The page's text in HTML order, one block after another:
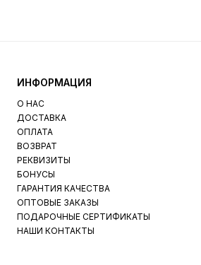
ИНФОРМАЦИЯ
О НАС
ДОСТАВКА
ОПЛАТА
ВОЗВРАТ
РЕКВИЗИТЫ
БОНУСЫ
ГАРАНТИЯ КАЧЕСТВА
ОПТОВЫЕ ЗАКАЗЫ
ПОДАРОЧНЫЕ СЕРТИФИКАТЫ
НАШИ КОНТАКТЫ